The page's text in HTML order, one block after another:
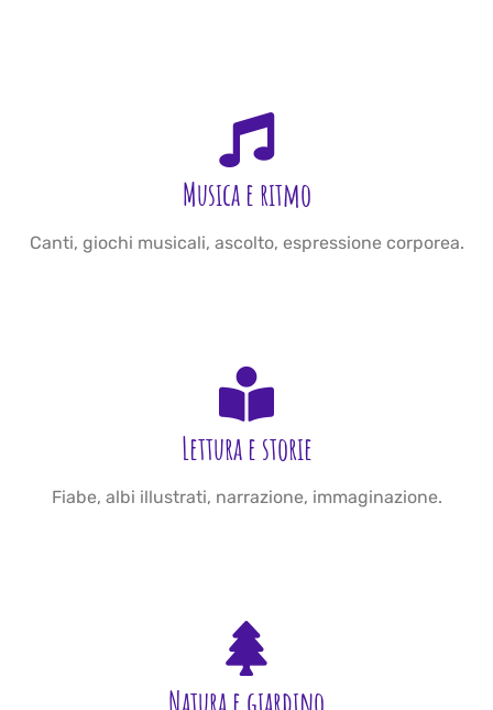
Musica e ritmo
Canti, giochi musicali, ascolto, espressione corporea.
Lettura e storie
Fiabe, albi illustrati, narrazione, immaginazione.